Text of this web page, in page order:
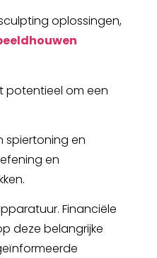
oplossingen,
potentieel om een
spiertoning en
en
Financiële
deze belangrijke